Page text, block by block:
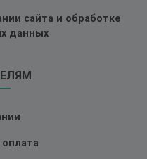
сайта и обработке
данных